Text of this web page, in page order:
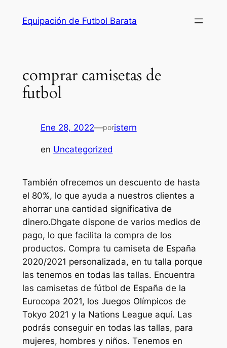
Equipación de Futbol Barata
comprar camisetas de
futbol
Ene 28, 2022—poristern
en Uncategorized
También ofrecemos un descuento de hasta
el 80%, lo que ayuda a nuestros clientes a
ahorrar una cantidad significativa de
dinero.Dhgate dispone de varios medios de
pago, lo que facilita la compra de los
productos. Compra tu camiseta de España
2020/2021 personalizada, en tu talla porque
las tenemos en todas las tallas. Encuentra
las camisetas de fútbol de España de la
Eurocopa 2021, los Juegos Olímpicos de
Tokyo 2021 y la Nations League aquí. Las
podrás conseguir en todas las tallas, para
mujeres, hombres y niños. Tenemos en